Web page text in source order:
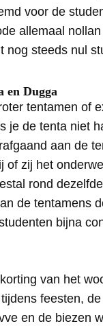
voor de
allemaal
nog steeds nul
en Dugga
tentamen of
je de tenta niet
aan de
of zij het
rond
de tentamens
bijna
van het
feesten,
en de biezen